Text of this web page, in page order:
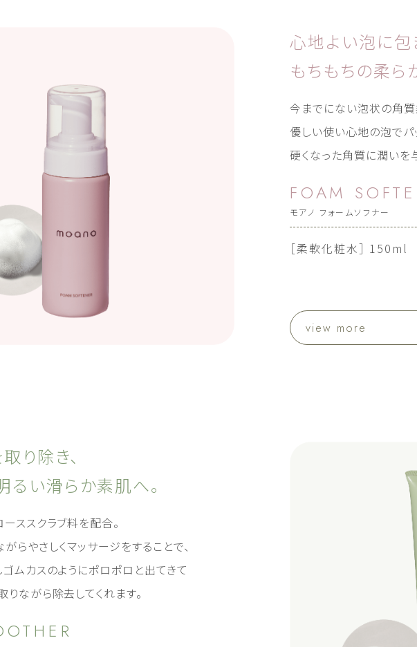
心地よい泡に包
もちもちの柔ら
今までにない泡状の角
優しい使い心地の泡でパ
硬くなった角質に潤いを
FOAM
モアノ フォームソフナー
［柔軟化粧水］ 150ml
view more
り除き、
るい滑らか素肌へ。
ススクラブ料を配合。
らやさしくマッサージをすることで、
ムカスのようにポロポロと出てきて
ながら除去してくれます。